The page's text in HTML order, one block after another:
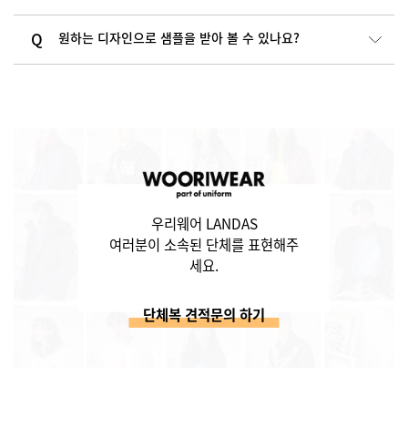
원하는 디자인으로 샘플을 받아 볼 수 있나요?
우리웨어 LANDAS
여러분이 소속된 단체를 표현해주
세요.
단체복 견적문의 하기